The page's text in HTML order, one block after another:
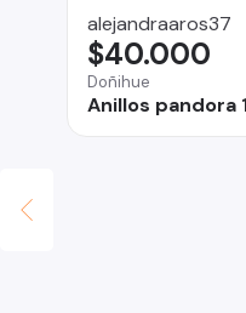
alejandraaros37
Doñihue
Anillos pandora
$40.000